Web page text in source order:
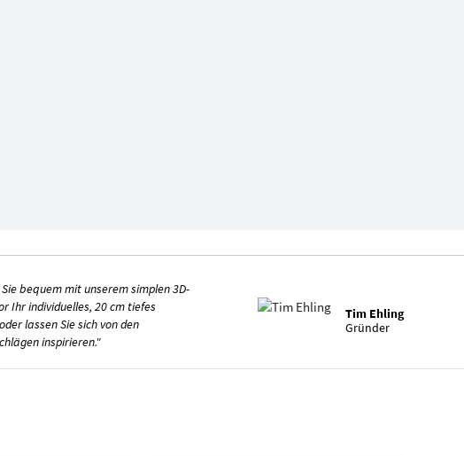
bequem mit unserem simplen 3D-
Ihr individuelles, 20 cm tiefes
lassen Sie sich von den
inspirieren."
Tim Ehling
Gründer